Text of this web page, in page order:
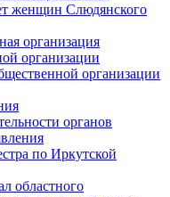
женщин Слюдянского
организация
организации
организации
органов
по Иркутской
областного